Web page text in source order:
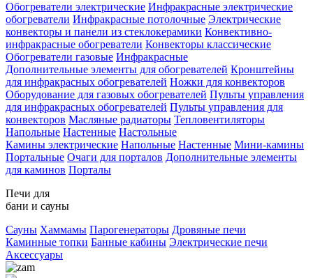
Обогреватели электрические Инфракрасные электрические
обогреватели Инфракрасные потолочные Электрические
конвекторы и панели из стеклокерамики Конвективно-
инфракрасные обогреватели Конвекторы классические
Обогреватели газовые Инфракрасные
Дополнительные элементы для обогревателей Кронштейны
для инфракрасных обогревателей Ножки для конвекторов
Оборудование для газовых обогревателей Пульты управления
для инфракрасных обогревателей Пульты управления для
конвекторов Масляные радиаторы Тепловентиляторы
Напольные Настенные Настольные
Камины электрические Напольные Настенные Мини-камины
Портальные Очаги для порталов Дополнительные элементы
для каминов Порталы
Печи для
бани и сауны
Сауны Хаммамы Парогенераторы Дровяные печи
Каминные топки Банные кабины Электрические печи
Аксессуары